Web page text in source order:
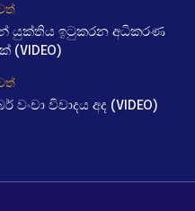
යුක්තිය ඉටුකරන අධිකරණ
(VIDEO)
වංචා විවාදය අද (VIDEO)